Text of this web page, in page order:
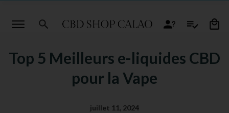
Top 5 Meilleurs e-liquides CBD
pour la Vape
juillet 11, 2024